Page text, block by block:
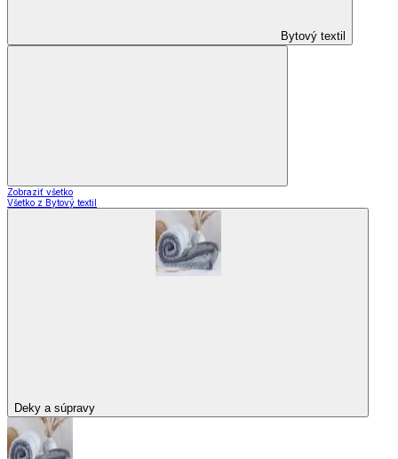
Bytový textil
Zobraziť všetko
Všetko z Bytový textil
Deky a súpravy